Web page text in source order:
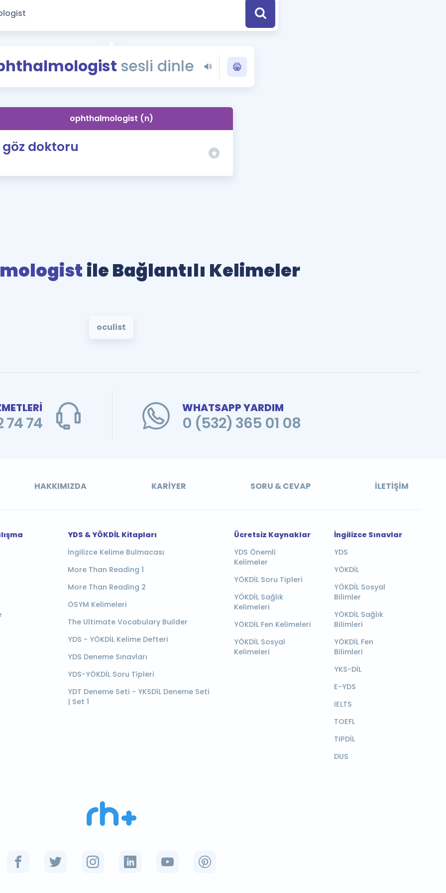
Eğitim ve Kitaplara Özel Fırsatlar
YDS - YÖKDİL Tüm Sınavlarla İlgili Haberler
İngilizce Gramer
İngilizce Gramer ve Konu Anlatımı
sesli dinle
ophthalmologist (n)
göz doktoru
ile Bağlantılı Kelimeler
oculist
74
WHATSAPP YARDIM
0 (532) 365 01 08
HAKKIMIZDA KARIYER SORU & CEVAP İLETIŞIM
YDS & YÖKDİL Kitapları
İngilizce Kelime Bulmacası
More Than Reading 1
More Than Reading 2
ÖSYM Kelimeleri
The Ultimate Vocabulary Builder
YDS - YÖKDİL Kelime Defteri
YDS Deneme Sınavları
YDS-YÖKDİL Soru Tipleri
YDT Deneme Seti - YKSDİL Deneme Seti
| Set 1
Ücretsiz Kaynaklar
YDS Önemli
Kelimeler
YÖKDİL Soru Tipleri
YÖKDİL Sağlık
Kelimeleri
YÖKDİL Fen Kelimeleri
YÖKDİL Sosyal
Kelimeleri
İngilizce Sınavlar
YDS
YÖKDİL
YÖKDİL Sosyal
Bilimler
YÖKDİL Sağlık
Bilimleri
YÖKDİL Fen
Bilimleri
YKS-DİL
E-YDS
IELTS
TOEFL
TIPDİL
DUS